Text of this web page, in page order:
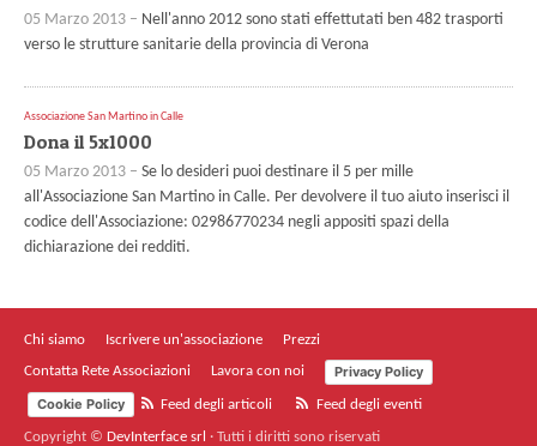
05 Marzo 2013 – Nell'anno 2012 sono stati effettutati ben 482 trasporti
verso le strutture sanitarie della provincia di Verona
Associazione San Martino in Calle
Dona il 5x1000
05 Marzo 2013 – Se lo desideri puoi destinare il 5 per mille
all'Associazione San Martino in Calle. Per devolvere il tuo aiuto inserisci il
codice dell'Associazione: 02986770234 negli appositi spazi della
dichiarazione dei redditi.
Chi siamo Iscrivere un'associazione
Prezzi
Contatta Rete Associazioni
Lavora con noi
Privacy Policy
Cookie Policy
Feed degli articoli Feed degli eventi
Copyright © DevInterface srl · Tutti i diritti sono riservati